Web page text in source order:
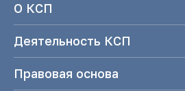
О КСП
Деятельность КСП
Правовая основа